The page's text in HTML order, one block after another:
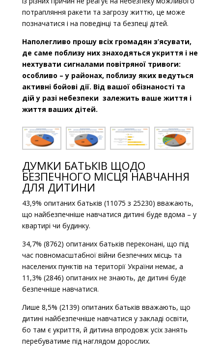
потрапляння ракети та загрозу життю, це може
позначатися і на поведінці та безпеці дітей.
Наполегливо прошу всіх громадян з’ясувати,
де саме поблизу них знаходяться укриття і не
нехтувати сигналами повітряної тривоги:
особливо – у районах, поблизу яких ведуться
активні бойові дії. Від вашої обізнаності та
дій у разі небезпеки залежить ваше життя і
життя ваших дітей.
ДУМКИ БАТЬКІВ ЩОДО
БЕЗПЕЧНОГО МІСЦЯ НАВЧАННЯ
ДЛЯ ДИТИНИ
43,9% опитаних батьків (11075 з 25230) вважають,
що найбезпечніше навчатися дитині буде вдома – у
квартирі чи будинку.
34,7% (8762) опитаних батьків переконані, що під
час повномасштабної війни безпечних місць та
населених пунктів на території України немає, а
11,3% (2846) опитаних не знають, де дитині буде
безпечніше навчатися.
Лише 8,5% (2139) опитаних батьків вважають, що
дитині найбезпечніше навчатися у закладі освіти,
бо там є укриття, й дитина впродовж усіх занять
перебуватиме під наглядом дорослих.